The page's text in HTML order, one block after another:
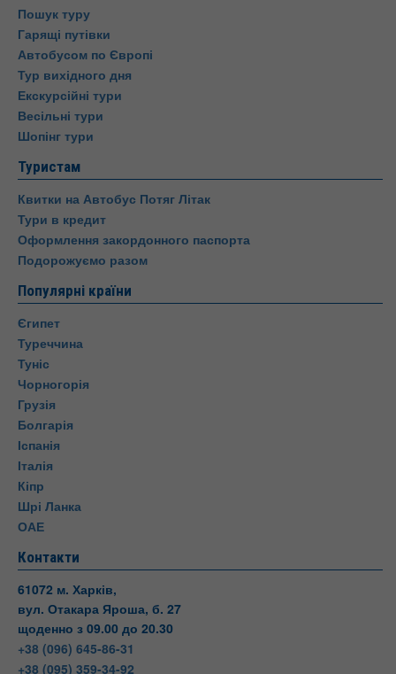
Пошук туру
Гарящі путівки
Автобусом по Європі
Тур вихідного дня
Екскурсійні тури
Весільні тури
Шопінг тури
Туристам
Квитки на Автобус Потяг Літак
Тури в кредит
Оформлення закордонного паспорта
Подорожуємо разом
Популярні країни
Єгипет
Туреччина
Туніс
Чорногорія
Грузія
Болгарія
Іспанія
Італія
Кіпр
Шрі Ланка
ОАЕ
Контакти
61072 м. Харків,
вул. Отакара Яроша, б. 27
щоденно з 09.00 до 20.30
+38 (096) 645-86-31
+38 (095) 359-34-92